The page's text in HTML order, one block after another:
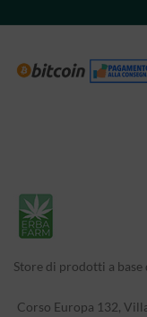
Store di prodotti a
Corso Europa 132,